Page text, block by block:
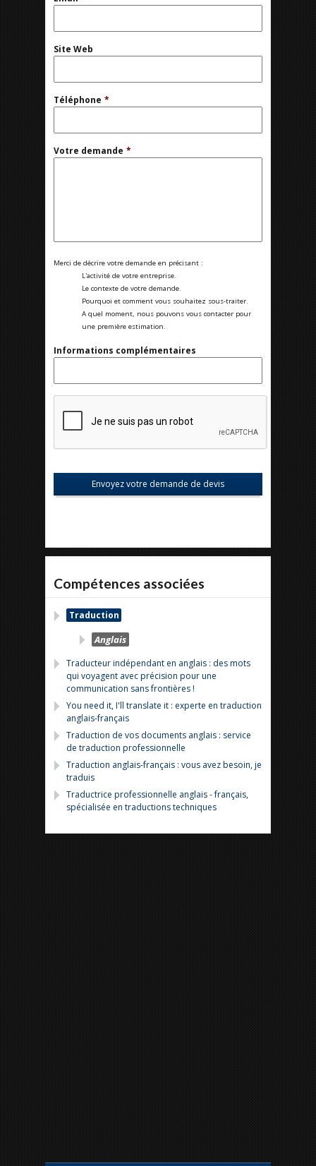
Site Web
Téléphone *
Votre demande *
Merci de décrire votre demande en précisant :
L'activité de votre entreprise.
Le contexte de votre demande.
Pourquoi et comment vous souhaitez sous-traiter.
A quel moment, nous pouvons vous contacter pour
une première estimation.
Informations complémentaires
Compétences associées
Traduction
Anglais
Traducteur indépendant en anglais : des mots
qui voyagent avec précision pour une
communication sans frontières !
You need it, I'll translate it : experte en traduction
anglais-français
Traduction de vos documents anglais : service
de traduction professionnelle
Traduction anglais-français : vous avez besoin, je
traduis
Traductrice professionnelle anglais - français,
spécialisée en traductions techniques